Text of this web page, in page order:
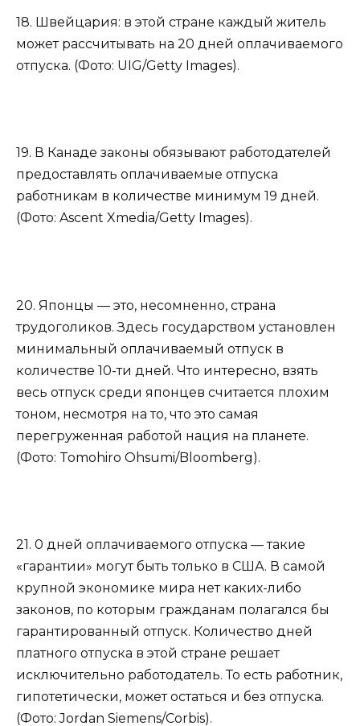
18. Швейцария: в этой стране каждый житель
может рассчитывать на 20 дней оплачиваемого
отпуска. (Фото: UIG/Getty Images).
19. В Канаде законы обязывают работодателей
предоставлять оплачиваемые отпуска
работникам в количестве минимум 19 дней.
(Фото: Ascent Xmedia/Getty Images).
20. Японцы — это, несомненно, страна
трудоголиков. Здесь государством установлен
минимальный оплачиваемый отпуск в
количестве 10-ти дней. Что интересно, взять
весь отпуск среди японцев считается плохим
тоном, несмотря на то, что это самая
перегруженная работой нация на планете.
(Фото: Tomohiro Ohsumi/Bloomberg).
21. 0 дней оплачиваемого отпуска — такие
«гарантии» могут быть только в США. В самой
крупной экономике мира нет каких-либо
законов, по которым гражданам полагался бы
гарантированный отпуск. Количество дней
платного отпуска в этой стране решает
исключительно работодатель. То есть работник,
гипотетически, может остаться и без отпуска.
(Фото: Jordan Siemens/Corbis).